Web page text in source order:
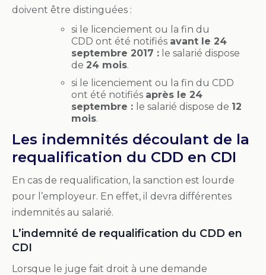
doivent être distinguées :
si le licenciement ou la fin du
CDD ont été notifiés avant le 24
septembre 2017 : le salarié dispose
de 24 mois.
si le licenciement ou la fin du CDD
ont été notifiés après le 24
septembre : le salarié dispose de 12
mois.
Les indemnités découlant de la
requalification du CDD en CDI
En cas de requalification, la sanction est lourde
pour l’employeur. En effet, il devra différentes
indemnités au salarié.
L’indemnité de requalification du CDD en
CDI
Lorsque le juge fait droit à une demande